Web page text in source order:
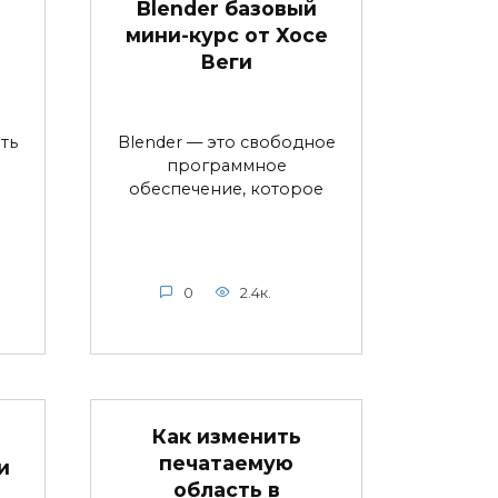
Blender базовый
мини-курс от Хосе
Веги
Blender — это свободное
программное
обеспечение, которое
0 2.4к.
Как изменить
печатаемую
область в